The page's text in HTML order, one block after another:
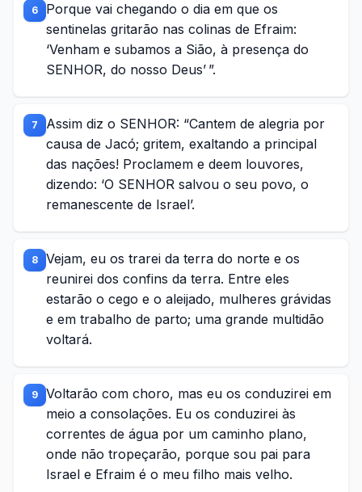
6
Porque vai chegando o dia em que os
sentinelas gritarão nas colinas de Efraim:
‘Venham e subamos a Sião, à presença do
SENHOR, do nosso Deus’ ”.
7
Assim diz o SENHOR: “Cantem de alegria por
causa de Jacó; gritem, exaltando a principal
das nações! Proclamem e deem louvores,
dizendo: ‘O SENHOR salvou o seu povo, o
remanescente de Israel’.
8
Vejam, eu os trarei da terra do norte e os
reunirei dos confins da terra. Entre eles
estarão o cego e o aleijado, mulheres grávidas
e em trabalho de parto; uma grande multidão
voltará.
9
Voltarão com choro, mas eu os conduzirei em
meio a consolações. Eu os conduzirei às
correntes de água por um caminho plano,
onde não tropeçarão, porque sou pai para
Israel e Efraim é o meu filho mais velho.